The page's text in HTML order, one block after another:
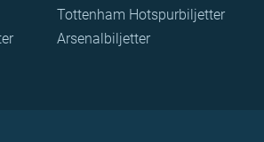
Tottenham Hotspurbiljetter
Arsenalbiljetter